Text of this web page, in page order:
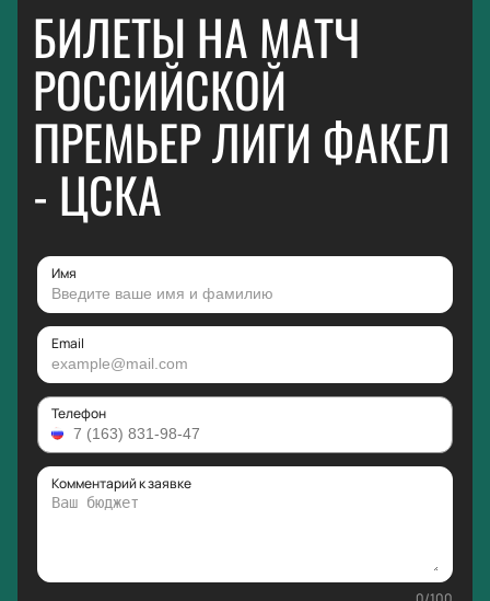
БИЛЕТЫ НА МАТЧ
РОССИЙСКОЙ
ПРЕМЬЕР ЛИГИ ФАКЕЛ
- ЦСКА
Имя
Email
Телефон
Комментарий к заявке